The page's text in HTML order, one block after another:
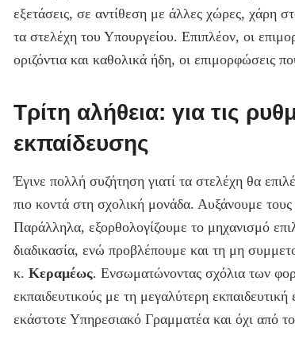
εξετάσεις, σε αντίθεση με άλλες χώρες, χάρη
τα στελέχη του Υπουργείου. Επιπλέον, οι
οριζόντια και καθολικά ήδη, οι επιμορφώσεις
Τρίτη αλήθεια: για τις
εκπαίδευσης
Έγινε πολλή συζήτηση γιατί τα στελέχη θα
πιο κοντά στη σχολική μονάδα. Αυξάνουμε
Παράλληλα, εξορθολογίζουμε το μηχανισμό
διαδικασία, ενώ προβλέπουμε και τη μη
κ. Κεραμέως. Ενσωματώνοντας σχόλια των
εκπαιδευτικούς με τη μεγαλύτερη
εκάστοτε Υπηρεσιακό Γραμματέα και όχι από